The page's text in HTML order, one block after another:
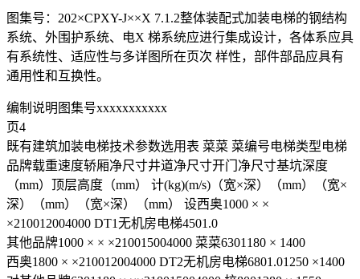
图集号：202×CPXY-J××X 7.1.2整体装配式加装电梯的钢结构
系统、外围护系统、电X 梯系统应进行集成设计，各体系应具
有系统性、适应性与多详图所在页次 样性，部件部品应具有
通用性和互换性。
编制说明图集号xxxxxxxxxxx
页4
既有建筑加装电梯技术参数选用表 菜菜 菜编号电梯类型电梯
品牌载重速度轿厢净尺寸井道净尺寸开门净尺寸基坑深度
（mm）顶层高度（mm） 计(kg)(m/s)（宽×深）（mm）（宽×
深）（mm）（宽×深）（mm） 设西奥1000 × ×
×210012004000 DT1无机房电梯4501.0
其他品牌1000 × × ×210015004000 菜菜6301180 × 1400
西奥1800 × ×210012004000 DT2无机房电梯6801.01250 ×1400